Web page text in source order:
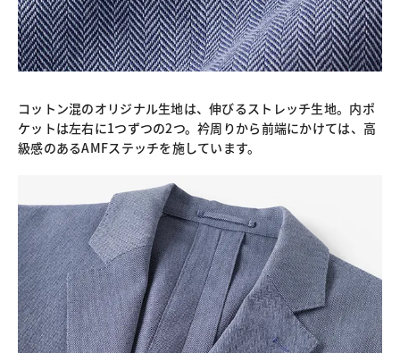
コットン混のオリジナル生地は、伸びるストレッチ生地。内ポ
ケットは左右に1つずつの2つ。衿周りから前端にかけては、高
級感のあるAMFステッチを施しています。